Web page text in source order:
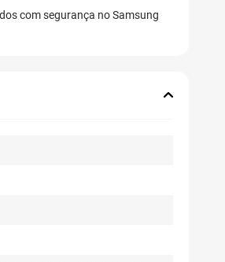
com segurança no Samsung